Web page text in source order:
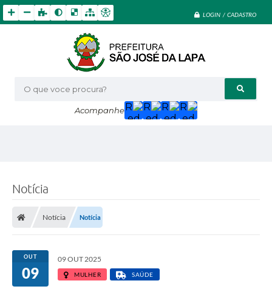
LOGIN / CADASTRO
O que voce procura?
Acompanhe
Notícia
Notícia Notícia
OUT
09
09 OUT 2025
MULHER SAÚDE